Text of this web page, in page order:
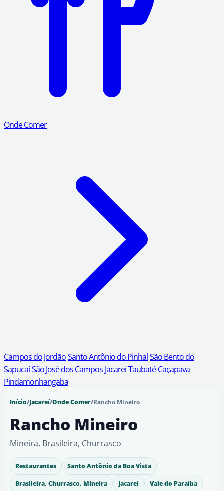
Onde Comer
Campos do JordãoSanto Antônio do PinhalSão Bento do
SapucaíSão José dos Campos JacareíTaubaté Caçapava
Pindamonhangaba
Início/Jacareí/Onde Comer/Rancho Mineiro
Rancho Mineiro
Mineira, Brasileira, Churrasco
Restaurantes Santo Antônio da Boa Vista
Brasileira, Churrasco, Mineira Jacareí Vale do Paraíba